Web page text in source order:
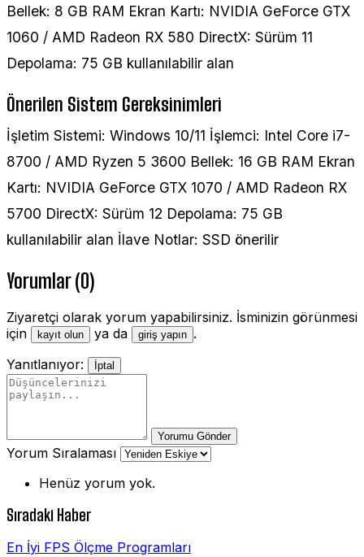
Bellek: 8 GB RAM Ekran Kartı: NVIDIA GeForce GTX
1060 / AMD Radeon RX 580 DirectX: Sürüm 11
Depolama: 75 GB kullanılabilir alan
Önerilen Sistem Gereksinimleri
İşletim Sistemi: Windows 10/11 İşlemci: Intel Core i7-
8700 / AMD Ryzen 5 3600 Bellek: 16 GB RAM Ekran
Kartı: NVIDIA GeForce GTX 1070 / AMD Radeon RX
5700 DirectX: Sürüm 12 Depolama: 75 GB
kullanılabilir alan İlave Notlar: SSD önerilir
Yorumlar (0)
Ziyaretçi olarak yorum yapabilirsiniz. İsminizin görünmesi
için
kayıt olun ya da giriş yapın .
Yanıtlanıyor:
İptal
Yorumu Gönder
Yorum Sıralaması
Henüz yorum yok.
Sıradaki Haber
En İyi FPS Ölçme Programları